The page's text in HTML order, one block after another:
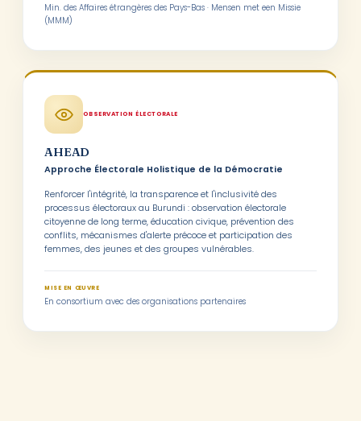
Min. des Affaires étrangères des Pays-Bas · Mensen met een Missie
(MMM)
OBSERVATION ÉLECTORALE
AHEAD
Approche Électorale Holistique de la Démocratie
Renforcer l'intégrité, la transparence et l'inclusivité des
processus électoraux au Burundi : observation électorale
citoyenne de long terme, éducation civique, prévention des
conflits, mécanismes d'alerte précoce et participation des
femmes, des jeunes et des groupes vulnérables.
MISE EN ŒUVRE
En consortium avec des organisations partenaires